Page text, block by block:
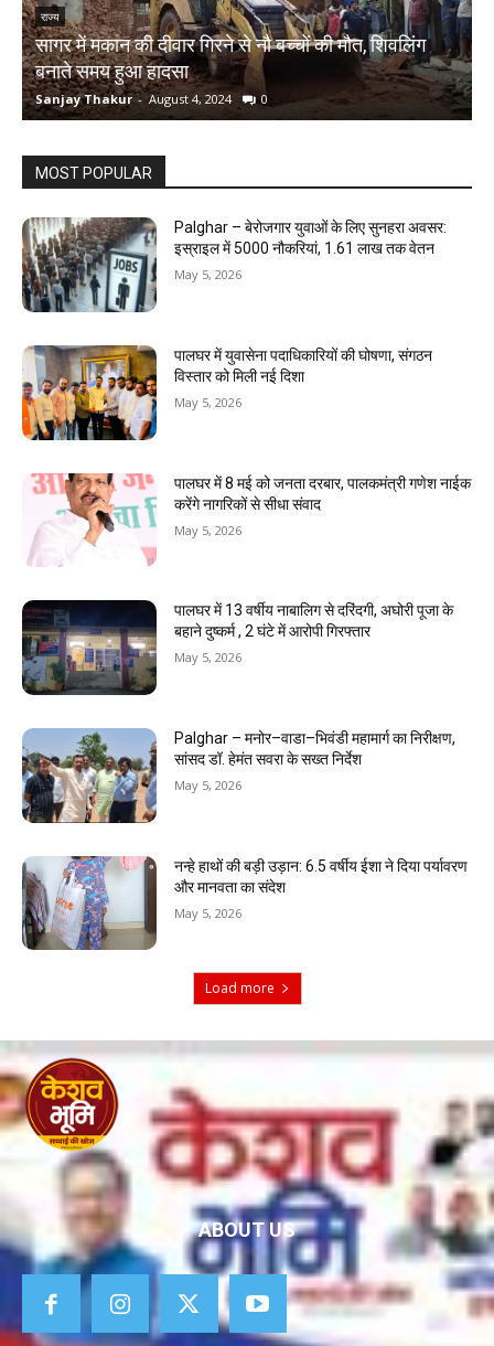
राज्य
सागर में मकान की दीवार गिरने से नौ बच्चों की मौत, शिवलिंग
बनाते समय हुआ हादसा
Sanjay Thakur - August 4, 2024 0
MOST POPULAR
Palghar – बेरोजगार युवाओं के लिए सुनहरा अवसर:
इस्राइल में 5000 नौकरियां, ₹1.61 लाख तक वेतन
May 5, 2026
पालघर में युवासेना पदाधिकारियों की घोषणा, संगठन
विस्तार को मिली नई दिशा
May 5, 2026
पालघर में 8 मई को जनता दरबार, पालकमंत्री गणेश नाईक
करेंगे नागरिकों से सीधा संवाद
May 5, 2026
पालघर में 13 वर्षीय नाबालिग से दरिंदगी, अघोरी पूजा के
बहाने दुष्कर्म , 2 घंटे में आरोपी गिरफ्तार
May 5, 2026
Palghar – मनोर–वाडा–भिवंडी महामार्ग का निरीक्षण,
सांसद डॉ. हेमंत सवरा के सख्त निर्देश
May 5, 2026
नन्हे हाथों की बड़ी उड़ान: 6.5 वर्षीय ईशा ने दिया पर्यावरण
और मानवता का संदेश
May 5, 2026
Load more
ABOUT US